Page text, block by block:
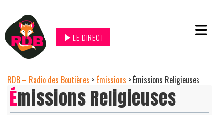
LE DIRECT
RDB – Radio des Boutières > Émissions > Émissions Religieuses
Émissions Religieuses